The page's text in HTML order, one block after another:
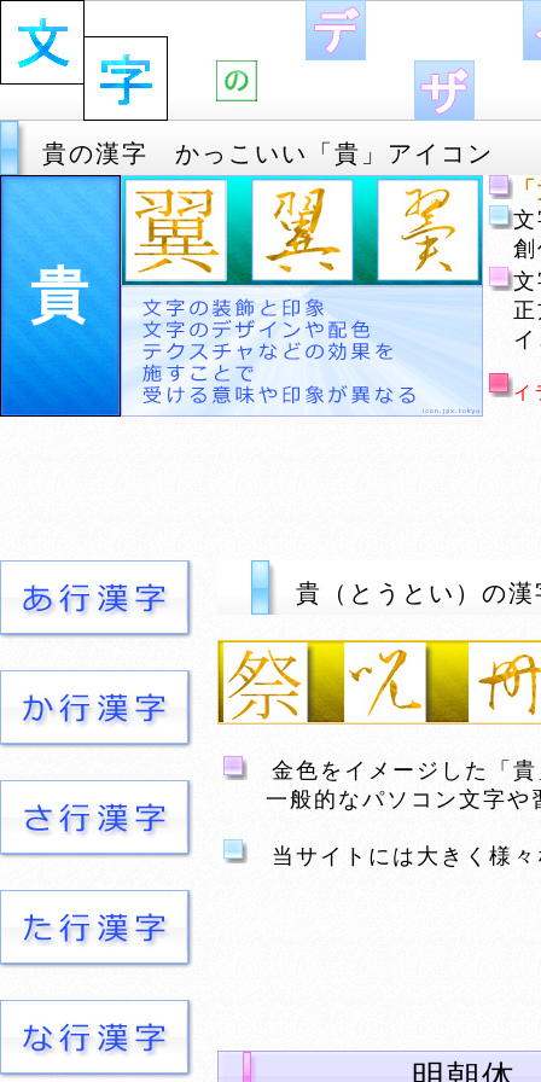
貴の漢字 かっこいい「貴」アイコン
貴
イ
貴（とうとい）の
金色をイメージした「貴
一般的なパソコン文字や
当サイトには大きく様々